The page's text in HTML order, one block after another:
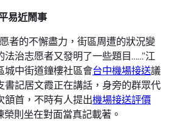
易近鬧事
者的不懈盡力，街區周遭的狀況變
治志愿者又發明了一些題目……”江
城中街道鐘樓社區會台中機場接送議
書記居文霞正在講話，身旁的群眾代
頷首，不時有人提出機場接送評價
則坐在對面當真記載著。